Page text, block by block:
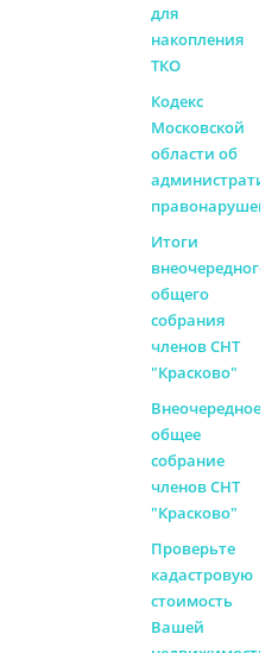
для
накопления
ТКО
Кодекс
Московской
области об
Итоги
внеочередного
общего
собрания
членов СНТ
"Красково"
Внеочередное
общее
собрание
членов СНТ
"Красково"
Проверьте
кадастровую
стоимость
Вашей